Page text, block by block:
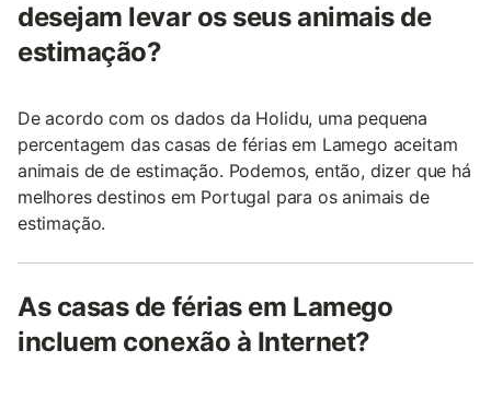
desejam levar os seus animais de
estimação?
De acordo com os dados da Holidu, uma pequena
percentagem das casas de férias em Lamego aceitam
animais de de estimação. Podemos, então, dizer que há
melhores destinos em Portugal para os animais de
estimação.
As casas de férias em Lamego
incluem conexão à Internet?